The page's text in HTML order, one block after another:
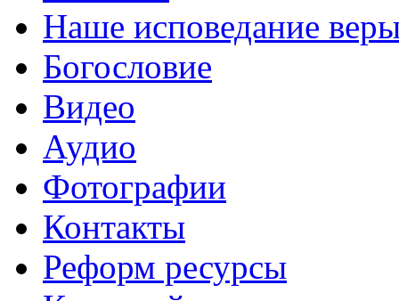
Наше исповедание
Богословие
Видео
Аудио
Фотографии
Контакты
Реформ ресурсы